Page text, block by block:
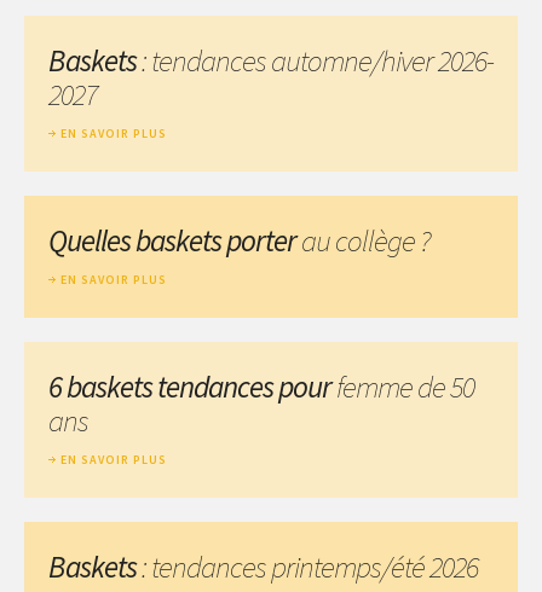
Baskets: tendances automne/hiver 2026-
2027
EN SAVOIR PLUS
Quelles baskets porterau collège ?
EN SAVOIR PLUS
6 baskets tendances pourfemme de 50
ans
EN SAVOIR PLUS
Baskets: tendances printemps/été 2026